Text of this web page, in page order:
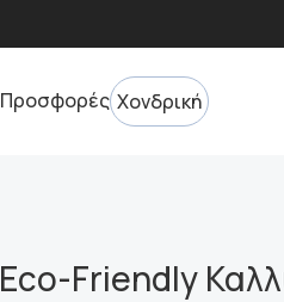
Προσφορές Χονδρική
Eco-Friendly